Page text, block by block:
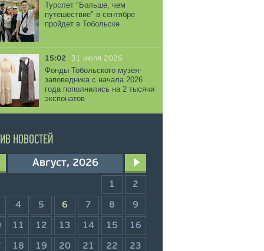
Турслет "Больше, чем
путешествие" в сентябре
пройдет в Тобольске
15:02 31 июля 2026
Фонды Тобольского музея-
заповедника с начала 2026
года пополнились на 2 тысячи
экспонатов
НОВОСТЕЙ
Август, 2026
1 2
4 5 6 7 8 9
11 12 13 14 15 16
18 19 20 21 22 23